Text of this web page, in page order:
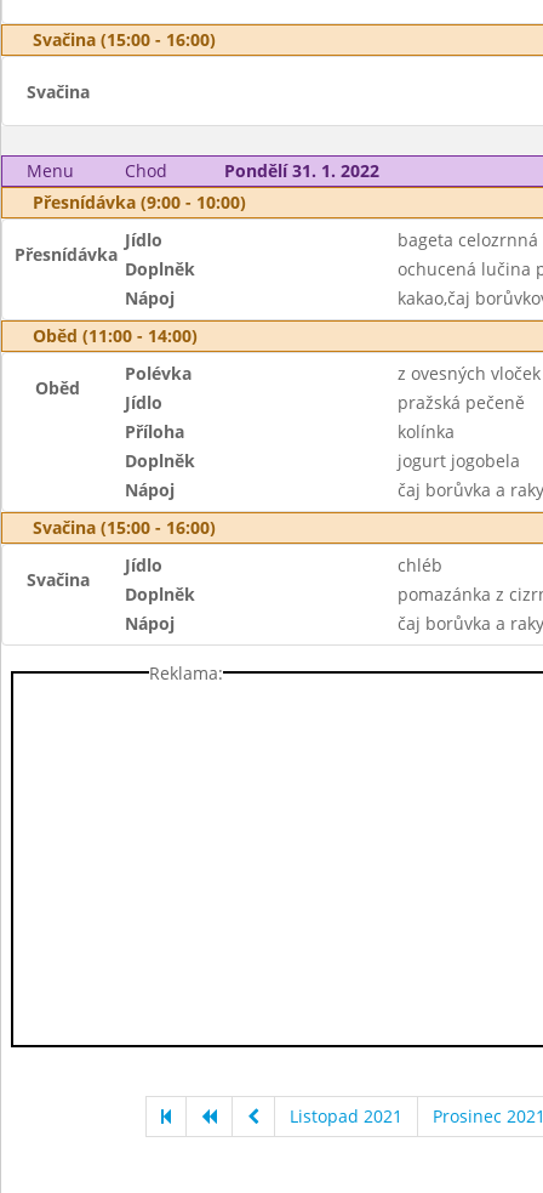
Svačina (15:00 - 16:00)
Svačina
Menu Chod
Pondělí 31. 1. 2022
Přesnídávka (9:00 - 10:00)
Přesnídávka
Jídlo
bageta celozrnná
Doplněk
ochucená lučina
Nápoj
kakao,čaj
Oběd (11:00 - 14:00)
Oběd
Polévka
z ovesných
Jídlo
pražská pečeně
Příloha
kolínka
Doplněk
jogurt jogobela
Nápoj
čaj borůvka a
Svačina (15:00 - 16:00)
Svačina
Jídlo
chléb
Doplněk
pomazánka z
Nápoj
čaj borůvka a
Reklama:
Listopad 2021 Prosinec